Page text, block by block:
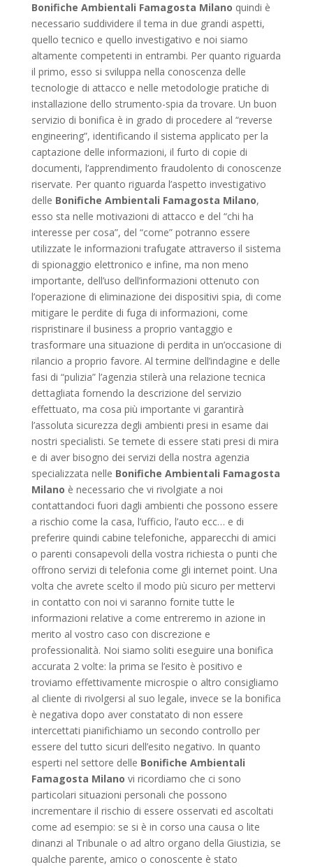
Bonifiche Ambientali Famagosta Milano quindi è
necessario suddividere il tema in due grandi aspetti,
quello tecnico e quello investigativo e noi siamo
altamente competenti in entrambi. Per quanto riguarda
il primo, esso si sviluppa nella conoscenza delle
tecnologie di attacco e nelle metodologie pratiche di
installazione dello strumento-spia da trovare. Un buon
servizio di bonifica è in grado di procedere al “reverse
engineering”, identificando il sistema applicato per la
captazione delle informazioni, il furto di copie di
documenti, l’apprendimento fraudolento di conoscenze
riservate. Per quanto riguarda l’aspetto investigativo
delle Bonifiche Ambientali Famagosta Milano,
esso sta nelle motivazioni di attacco e del “chi ha
interesse per cosa”, del “come” potranno essere
utilizzate le informazioni trafugate attraverso il sistema
di spionaggio elettronico e infine, ma non meno
importante, dell’uso dell’informazioni ottenuto con
l’operazione di eliminazione dei dispositivi spia, di come
mitigare le perdite di fuga di informazioni, come
rispristinare il business a proprio vantaggio e
trasformare una situazione di perdita in un’occasione di
rilancio a proprio favore. Al termine dell’indagine e delle
fasi di “pulizia” l’agenzia stilerà una relazione tecnica
dettagliata fornendo la descrizione del servizio
effettuato, ma cosa più importante vi garantirà
l’assoluta sicurezza degli ambienti presi in esame dai
nostri specialisti. Se temete di essere stati presi di mira
e di aver bisogno dei servizi della nostra agenzia
specializzata nelle Bonifiche Ambientali Famagosta
Milano è necessario che vi rivolgiate a noi
contattandoci fuori dagli ambienti che possono essere
a rischio come la casa, l’ufficio, l’auto ecc… e di
preferire quindi cabine telefoniche, apparecchi di amici
o parenti consapevoli della vostra richiesta o punti che
offrono servizi di telefonia come gli internet point. Una
volta che avrete scelto il modo più sicuro per mettervi
in contatto con noi vi saranno fornite tutte le
informazioni relative a come entreremo in azione in
merito al vostro caso con discrezione e
professionalità. Noi siamo soliti eseguire una bonifica
accurata 2 volte: la prima se l’esito è positivo e
troviamo effettivamente microspie o altro consigliamo
al cliente di rivolgersi al suo legale, invece se la bonifica
è negativa dopo aver constatato di non essere
intercettati pianifichiamo un secondo controllo per
essere del tutto sicuri dell’esito negativo. In quanto
esperti nel settore delle Bonifiche Ambientali
Famagosta Milano vi ricordiamo che ci sono
particolari situazioni personali che possono
incrementare il rischio di essere osservati ed ascoltati
come ad esempio: se si è in corso una causa o lite
dinanzi al Tribunale o ad altro organo della Giustizia, se
qualche parente, amico o conoscente è stato